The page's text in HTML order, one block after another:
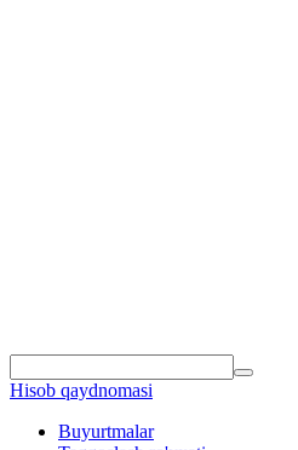
Hisob qaydnomasi
Buyurtmalar